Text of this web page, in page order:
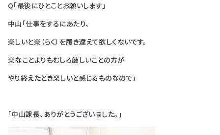
Q「最後にひとことお願いします」
中山「仕事をするにあたり、
楽しいと楽（らく）を履き違えて欲しくないです。
楽なことよりもむしろ厳しいことの方が
やり終えたとき楽しいと感じるものなので」
「中山課長、ありがとうございました。」